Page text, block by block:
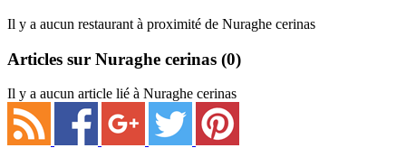
Il y a aucun restaurant à proximité de Nuraghe cerinas
Articles sur Nuraghe cerinas (0)
Il y a aucun article lié à Nuraghe cerinas